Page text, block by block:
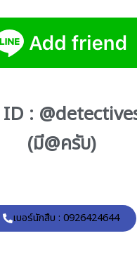
:
(มี@ครับ)
เบอร์นักสืบ : 0926424644